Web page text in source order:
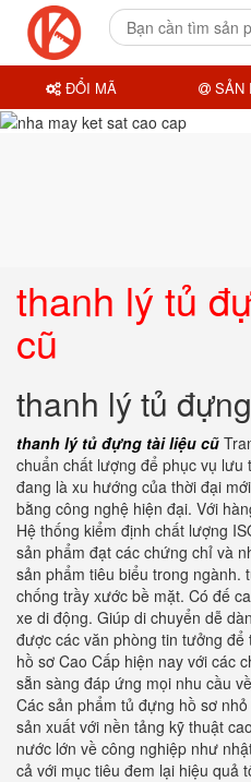
thanh lý tủ
cũ
thanh lý tủ
thanh lý tủ đựng tài liệu cũ
chuẩn chất lượng để phục vụ
đang là xu hướng của thời đại
bằng công nghệ hiện đại. Với
Hệ thống kiểm định chất lượng
sản phẩm đạt các chứng chỉ và
sản phẩm tiêu biểu trong ngành.
chống trầy xước bề mặt. Có đế
xe di động. Giúp di chuyển dễ
được các văn phòng tin tưởng
hồ sơ Cao Cấp hiện nay với các
sẵn sàng đáp ứng mọi nhu cầu
Các sản phẩm tủ đựng hồ sơ
sản xuất với nền tảng kỹ thuật
nước lớn về công nghiệp như
cả với mục tiêu đem lại hiệu quả
ĐỔI MÃ SẢN